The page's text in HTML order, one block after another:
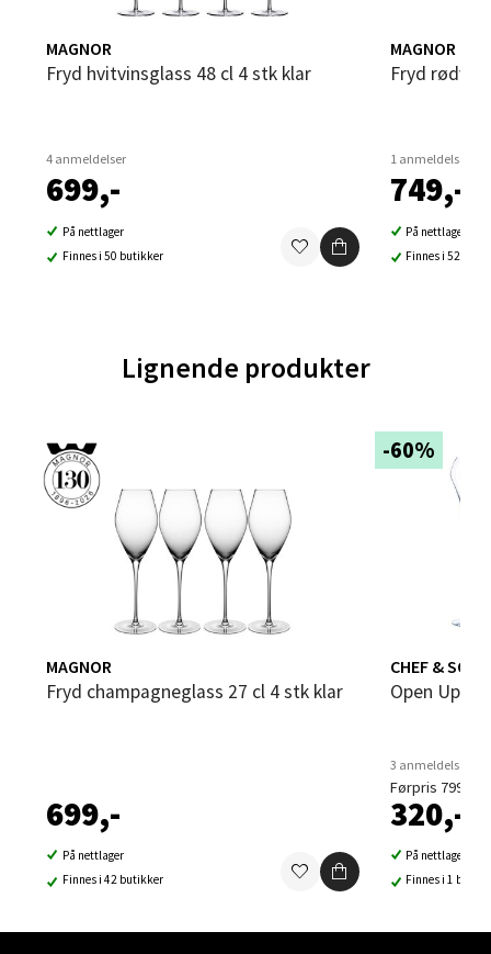
MAGNOR
Fryd hvitvinsglass 48 cl 4 stk klar
4 anmeldelser
699,-
På nettlager
Finnes i 50 butikker
MAGNOR
Fryd
1 anmeldelse
749,-
På nettlager
Finnes i 52
Lignende produkter
MAGNOR
Fryd champagneglass 27 cl 4 stk klar
699,-
På nettlager
Finnes i 42 butikker
-60%
CHEF &
Open Up
3 anmeldelser
Førpris 799,-
320,-
På nettlager
Finnes i 1 butikk
Sandvika - Thon Senter Sandvika
Brodtkorbsgate 7, 1338 Sandvika
Åpent i dag 10-21
Velg
Åpent i dag 10-21
Velg
Trondheim - Sirkus Shopping
Falkenborgveien 5, 7044 Trondheim
0 i butikk
Ski - Thon Senter Ski
Åpent i dag 10-21